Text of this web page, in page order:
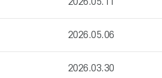
2026.05.06
2026.03.30